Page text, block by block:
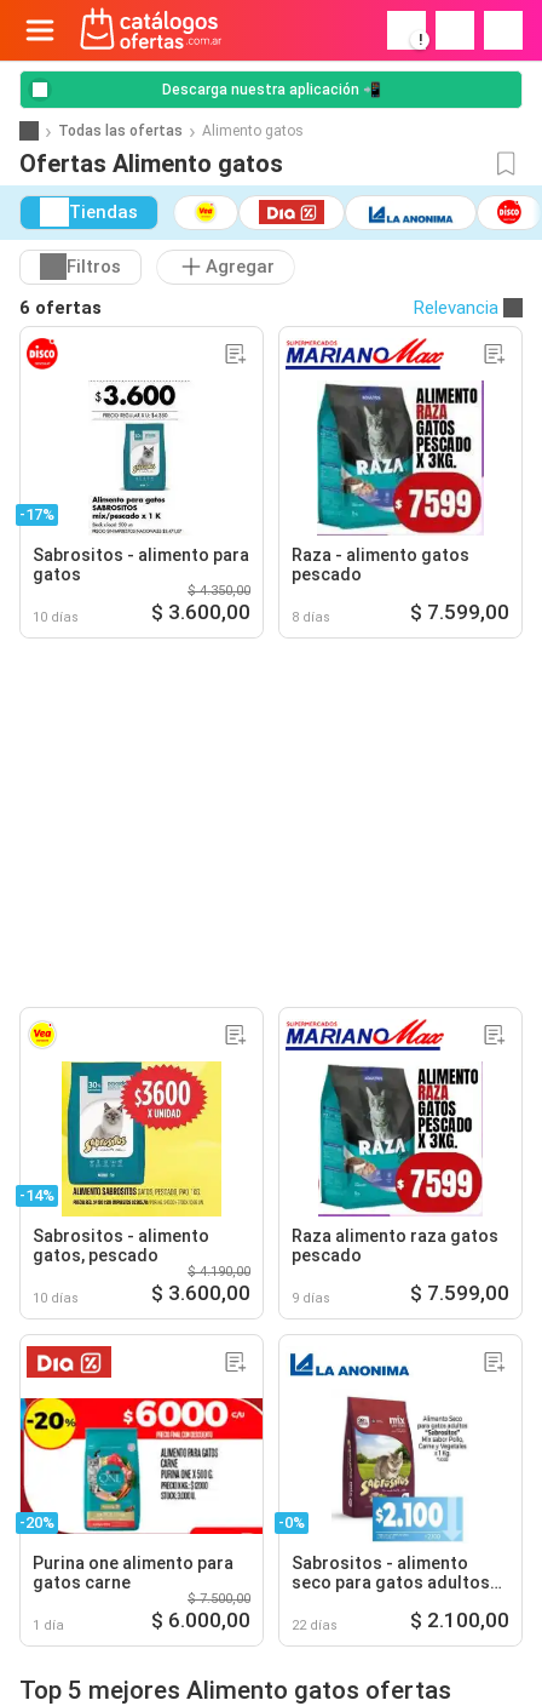
!
Descarga nuestra aplicación 📲
Todas las ofertas Alimento gatos
Ofertas Alimento gatos
Tiendas
Filtros
Agregar
6 ofertas
Relevancia
-17%
Sabrositos - alimento para
gatos
10 días
$ 4.350,00
$ 3.600,00
Raza - alimento gatos
pescado
8 días $ 7.599,00
-14%
Sabrositos - alimento
gatos, pescado
10 días
$ 4.190,00
$ 3.600,00
Raza alimento raza gatos
pescado
9 días $ 7.599,00
-20%
Purina one alimento para
gatos carne
1 día
$ 7.500,00
$ 6.000,00
-0%
Sabrositos - alimento
seco para gatos adultos
vegetales
22 días $ 2.100,00
Top 5 mejores Alimento gatos ofertas